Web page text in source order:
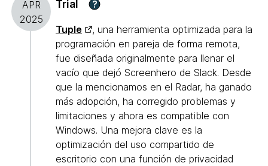
APR
2025
Trial ?
Tuple
, una herramienta optimizada para la
programación en pareja de forma remota,
fue diseñada originalmente para llenar el
vacío que dejó Screenhero de Slack. Desde
que la mencionamos en el Radar, ha ganado
más adopción, ha corregido problemas y
limitaciones y ahora es compatible con
Windows. Una mejora clave es la
optimización del uso compartido de
escritorio con una función de privacidad